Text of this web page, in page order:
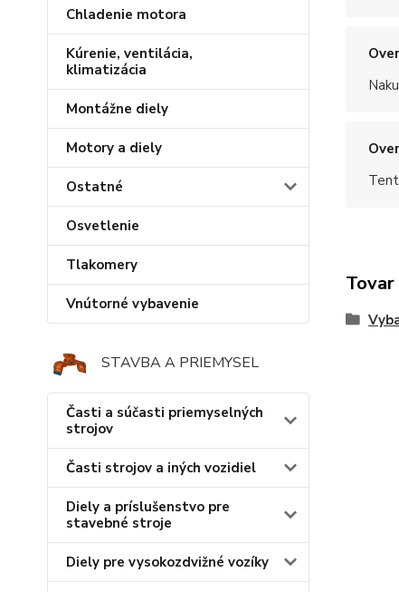
Chladenie motora
Kúrenie, ventilácia,
klimatizácia
Montážne diely
Motory a diely
Ostatné
Osvetlenie
Tlakomery
Vnútorné vybavenie
STAVBA A PRIEMYSEL
Časti a súčasti priemyselných
strojov
Časti strojov a iných vozidiel
Diely a príslušenstvo pre
stavebné stroje
Diely pre vysokozdvižné vozíky